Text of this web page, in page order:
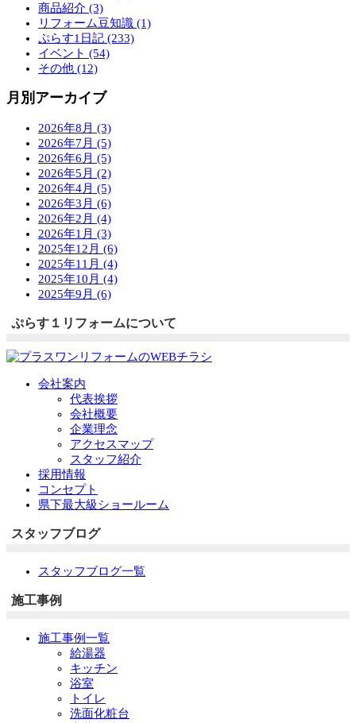
商品紹介 (3)
リフォーム豆知識 (1)
ぷらす1日記 (233)
イベント (54)
その他 (12)
月別アーカイブ
2026年8月 (3)
2026年7月 (5)
2026年6月 (5)
2026年5月 (2)
2026年4月 (5)
2026年3月 (6)
2026年2月 (4)
2026年1月 (3)
2025年12月 (6)
2025年11月 (4)
2025年10月 (4)
2025年9月 (6)
ぷらす１リフォームについて
会社案内
代表挨拶
会社概要
企業理念
アクセスマップ
スタッフ紹介
採用情報
コンセプト
県下最大級ショールーム
スタッフブログ
スタッフブログ一覧
施工事例
施工事例一覧
給湯器
キッチン
浴室
トイレ
洗面化粧台